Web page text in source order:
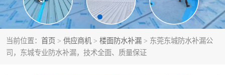
当前位置： 首页 > 供应商机 > 楼面防水补漏 > 东莞东城防水补漏公
司，东城专业防水补漏，技术全面、质量保证
金属房搭建及补漏